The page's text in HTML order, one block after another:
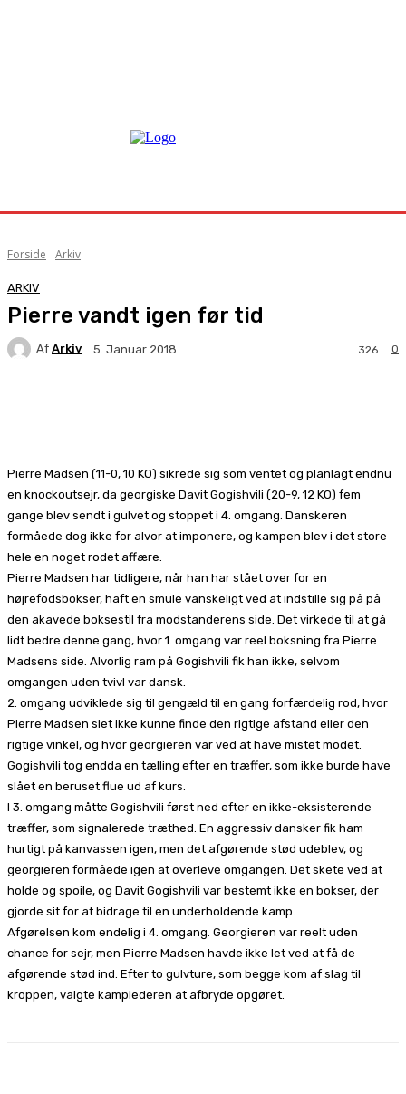
Forside Arkiv
ARKIV
Pierre vandt igen før tid
Af Arkiv 5. Januar 2018 0
326
Pierre Madsen (11-0, 10 KO) sikrede sig som ventet og planlagt endnu
en knockoutsejr, da georgiske Davit Gogishvili (20-9, 12 KO) fem
gange blev sendt i gulvet og stoppet i 4. omgang. Danskeren
formåede dog ikke for alvor at imponere, og kampen blev i det store
hele en noget rodet affære.
Pierre Madsen har tidligere, når han har stået over for en
højrefodsbokser, haft en smule vanskeligt ved at indstille sig på på
den akavede boksestil fra modstanderens side. Det virkede til at gå
lidt bedre denne gang, hvor 1. omgang var reel boksning fra Pierre
Madsens side. Alvorlig ram på Gogishvili fik han ikke, selvom
omgangen uden tvivl var dansk.
2. omgang udviklede sig til gengæld til en gang forfærdelig rod, hvor
Pierre Madsen slet ikke kunne finde den rigtige afstand eller den
rigtige vinkel, og hvor georgieren var ved at have mistet modet.
Gogishvili tog endda en tælling efter en træffer, som ikke burde have
slået en beruset flue ud af kurs.
I 3. omgang måtte Gogishvili først ned efter en ikke-eksisterende
træffer, som signalerede træthed. En aggressiv dansker fik ham
hurtigt på kanvassen igen, men det afgørende stød udeblev, og
georgieren formåede igen at overleve omgangen. Det skete ved at
holde og spoile, og Davit Gogishvili var bestemt ikke en bokser, der
gjorde sit for at bidrage til en underholdende kamp.
Afgørelsen kom endelig i 4. omgang. Georgieren var reelt uden
chance for sejr, men Pierre Madsen havde ikke let ved at få de
afgørende stød ind. Efter to gulvture, som begge kom af slag til
kroppen, valgte kamplederen at afbryde opgøret.